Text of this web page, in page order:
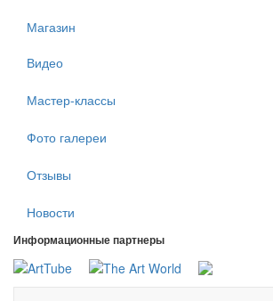
Магазин
Видео
Мастер-классы
Фото галереи
Отзывы
Новости
Информационные партнеры